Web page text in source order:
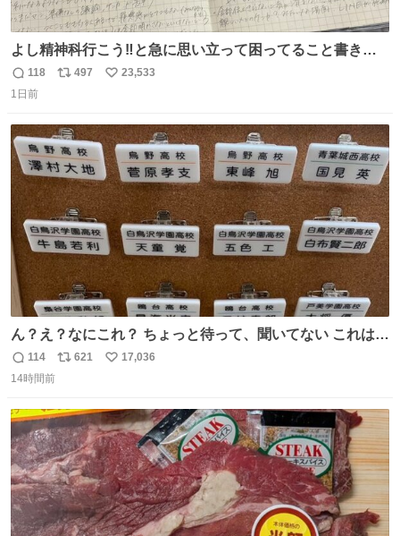
よし精神科行こう‼️と急に思い立って困ってること書き出
してたらペン止まらなくなってすごい勢いで埋まってワロ
タ
返
信
118
リ
ト
数
497
い
数
23,533
1日前
ん？え？なにこれ？ ちょっと待って、聞いてない これは販
売されているのもですか？
返
信
114
リ
ト
数
621
い
数
17,036
14時間前